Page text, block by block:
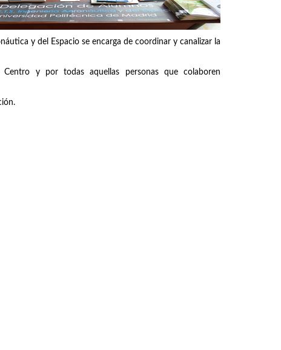
y del Espacio se encarga de coordinar y canalizar la
y por todas aquellas personas que colaboren